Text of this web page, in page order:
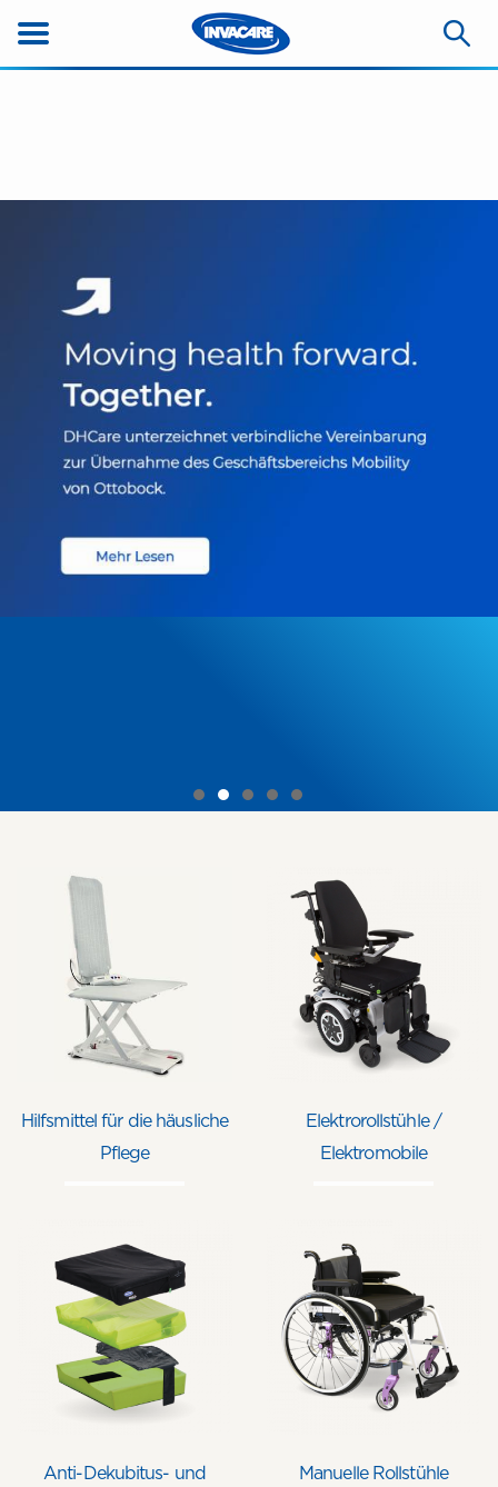
Hilfsmittel für die häusliche
Pflege
Elektrorollstühle /
Elektromobile
Anti-Dekubitus- und
Manuelle Rollstühle